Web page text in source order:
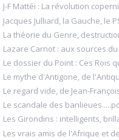
J-F Mattéi : La révolution
Jacques Julliard, la Gauche, le
La théorie du Genre,
Lazare Carnot : aux sources
Le dossier du Point : Ces Rois
Le mythe d'Antigone, de
Le regard vide, de Jean-
Le scandale des
Les Girondins : intelligents,
Les vrais amis de l'Afrique et